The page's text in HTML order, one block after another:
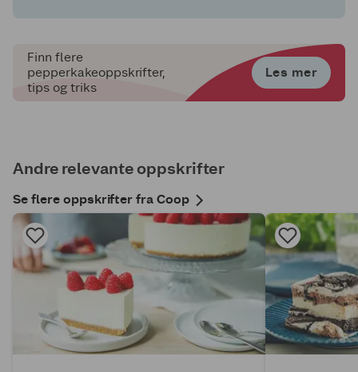
Finn flere
pepperkakeoppskrifter,
tips og triks
Les mer
Andre relevante oppskrifter
Se flere oppskrifter fra Coop